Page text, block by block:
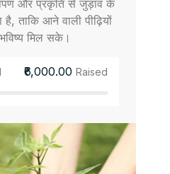
और प्रकृति से जुड़ाव के
है, ताकि आने वाली पीढ़ियों
मिल सके।
₹6,000.00 Raised